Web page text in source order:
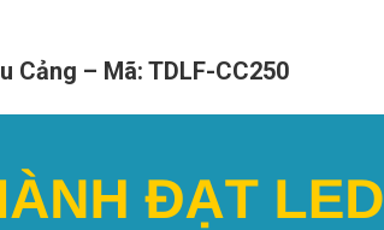
Cảng – Mã: TDLF-CC250